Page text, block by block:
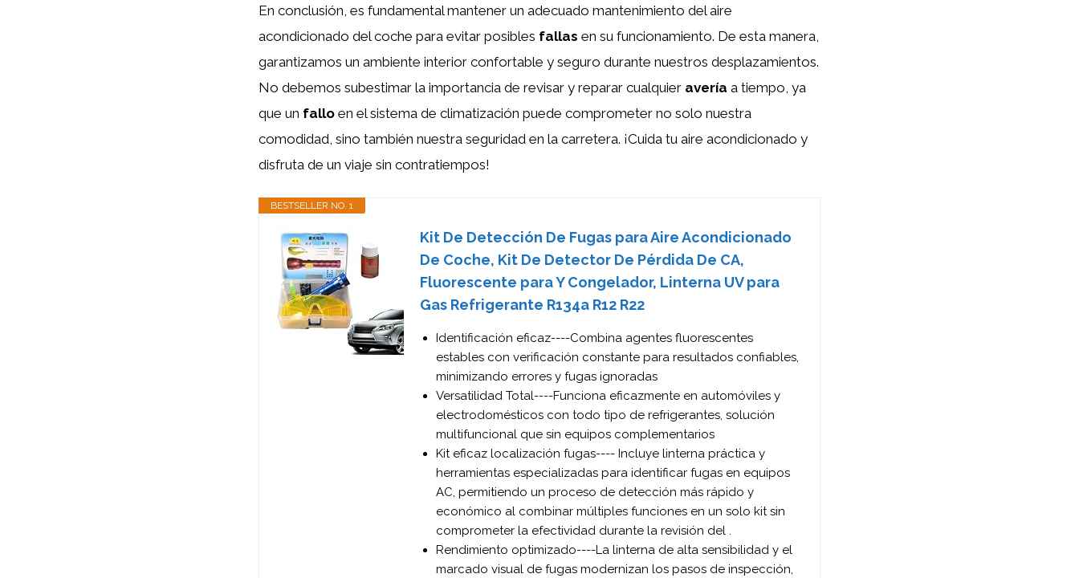
En conclusión, es fundamental mantener un adecuado mantenimiento del aire
acondicionado del coche para evitar posibles fallas en su funcionamiento. De esta manera,
garantizamos un ambiente interior confortable y seguro durante nuestros desplazamientos.
No debemos subestimar la importancia de revisar y reparar cualquier avería a tiempo, ya
que un fallo en el sistema de climatización puede comprometer no solo nuestra
comodidad, sino también nuestra seguridad en la carretera. ¡Cuida tu aire acondicionado y
disfruta de un viaje sin contratiempos!
BESTSELLER NO. 1
Kit De Detección De Fugas para Aire Acondicionado
De Coche, Kit De Detector De Pérdida De CA,
Fluorescente para Y Congelador, Linterna UV para
Gas Refrigerante R134a R12 R22
Identificación eficaz----Combina agentes fluorescentes
estables con verificación constante para resultados confiables,
minimizando errores y fugas ignoradas
Versatilidad Total----Funciona eficazmente en automóviles y
electrodomésticos con todo tipo de refrigerantes, solución
multifuncional que sin equipos complementarios
Kit eficaz localización fugas---- Incluye linterna práctica y
herramientas especializadas para identificar fugas en equipos
AC, permitiendo un proceso de detección más rápido y
económico al combinar múltiples funciones en un solo kit sin
comprometer la efectividad durante la revisión del .
Rendimiento optimizado----La linterna de alta sensibilidad y el
marcado visual de fugas modernizan los pasos de inspección,